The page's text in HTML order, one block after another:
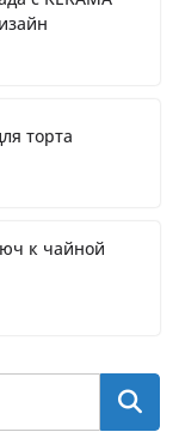
торта
к чайной